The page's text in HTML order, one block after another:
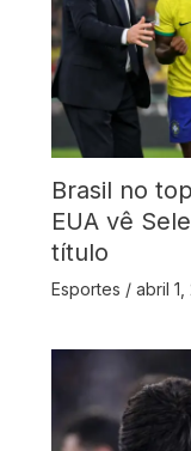
Brasil no
EUA vê
título
Esportes / abril 1,